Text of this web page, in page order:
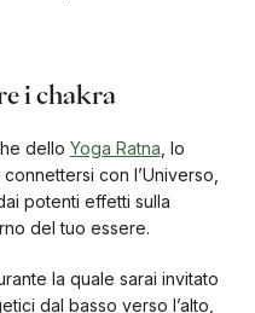
i chakra
dello Yoga Ratna , lo
con l’Universo,
potenti effetti sulla
del tuo essere.
la quale sarai invitato
dal basso verso l’alto,